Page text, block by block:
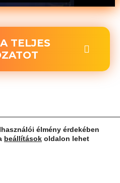
TELJES
|Általános Szerződési
élmény érdekében
beállítások oldalon lehet